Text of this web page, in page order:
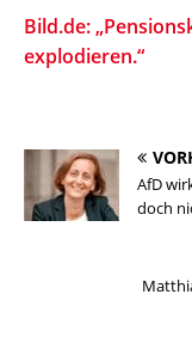
Bild.de:
explodieren.“
AfD
doch